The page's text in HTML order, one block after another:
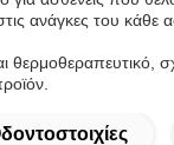
ανάγκες του κάθε